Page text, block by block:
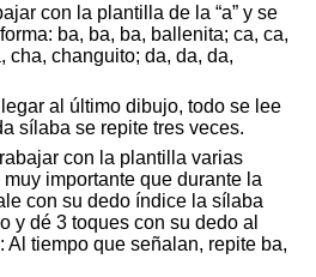
con la plantilla de la “a” y se
ba, ba, ba, ballenita; ca, ca,
cha, changuito; da, da, da,
al último dibujo, todo se lee
sílaba se repite tres veces.
con la plantilla varias
importante que durante la
con su dedo índice la sílaba
y dé 3 toques con su dedo al
Al tiempo que señalan, repite ba,